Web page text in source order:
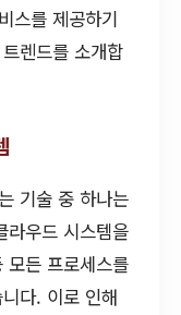
스를 제공하기
렌드를 소개합
기술 중 하나는
라우드 시스템을
모든 프로세스를
다. 이로 인해